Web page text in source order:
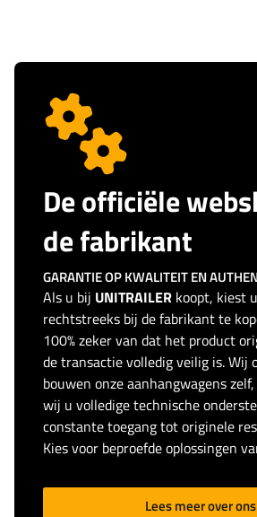
De officiële
de fabrikant
GARANTIE OP KWALITEIT EN
Als u bij UNITRAILER koopt, kiest
rechtstreeks bij de fabrikant te
100% zeker van dat het product
de transactie volledig veilig is. Wij
bouwen onze aanhangwagens
wij u volledige technische
constante toegang tot originele
Kies voor beproefde oplossingen
Lees meer over ons